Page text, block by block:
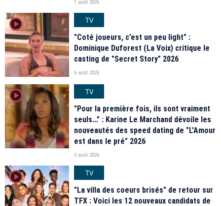
1 août 2026
player2
TV
"Coté joueurs, c’est un peu light" :
Dominique Duforest (La Voix) critique le
casting de "Secret Story" 2026
6 août 2026
player2
TV
"Pour la première fois, ils sont vraiment
seuls…" : Karine Le Marchand dévoile les
nouveautés des speed dating de "L'Amour
est dans le pré" 2026
5 août 2026
player2
TV
"La villa des coeurs brisés" de retour sur
TFX : Voici les 12 nouveaux candidats de